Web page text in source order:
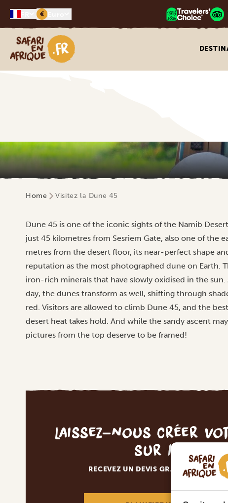
€
Safari en Afrique
Home Visitez la Dune 45
Dune 45 is one of the iconic sights of the Namib
just 45 kilometres from Sesriem Gate, also one of the
metres from the desert floor, its near-perfect shape
reputation as the most photographed dune on Earth.
iron-rich minerals that have slowly oxidised in the
day, the dunes transform as well, shifting through
red. Visitors are allowed to climb Dune 45, and the
desert heat takes hold. And while the sandy ascent
pictures from the top deserve to be framed!
Laissez-nous créer
sur mesure
RECEVEZ UN DEVIS GRATUIT, SANS